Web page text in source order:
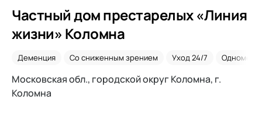
Частный дом престарелых «Линия
жизни» Коломна
Деменция Со сниженным зрением Уход 24/7
Московская обл., городской округ Коломна, г.
Коломна